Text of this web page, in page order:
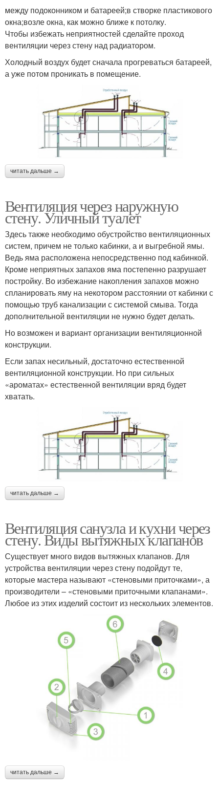
между подоконником и батареей;в створке пластикового
окна;возле окна, как можно ближе к потолку.
Чтобы избежать неприятностей сделайте проход
вентиляции через стену над радиатором.
Холодный воздух будет сначала прогреваться батареей,
а уже потом проникать в помещение.
читать дальше →
Вентиляция через наружную
стену. Уличный туалет
Здесь также необходимо обустройство вентиляционных
систем, причем не только кабинки, а и выгребной ямы.
Ведь яма расположена непосредственно под кабинкой.
Кроме неприятных запахов яма постепенно разрушает
постройку. Во избежание накопления запахов можно
спланировать яму на некотором расстоянии от кабинки с
помощью труб канализации с системой смыва. Тогда
дополнительной вентиляции не нужно будет делать.
Но возможен и вариант организации вентиляционной
конструкции.
Если запах несильный, достаточно естественной
вентиляционной конструкции. Но при сильных
«ароматах» естественной вентиляции вряд будет
хватать.
читать дальше →
Вентиляция санузла и кухни через
стену. Виды вытяжных клапанов
Существует много видов вытяжных клапанов. Для
устройства вентиляции через стену подойдут те,
которые мастера называют «стеновыми приточками», а
производители – «стеновыми приточными клапанами».
Любое из этих изделий состоит из нескольких элементов.
читать дальше →